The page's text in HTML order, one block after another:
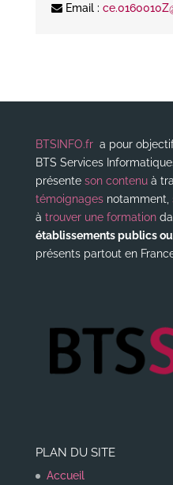
Email :
BTSINFO.fra pour objectif
BTS Services
présente son contenuà
témoignagesnotamment,
à trouver une formation
établissements publics
présents partout en
PLAN DU SITE
Accueil